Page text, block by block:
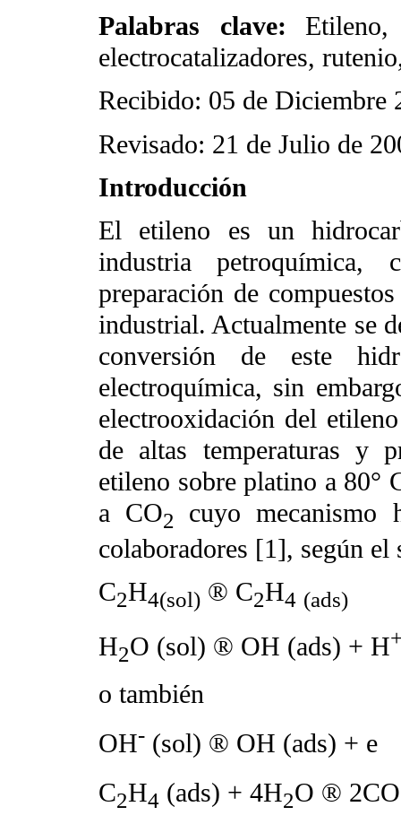
Palabras clave:
electrocatalizadores,
Recibido: 05 de Diciembre
Revisado: 21 de Julio de
Introducción
El etileno es un
industria
preparación de
industrial. Actualmente se
conversión de este
electroquímica, sin
electrooxidación del
de altas temperaturas y
etileno sobre platino a 80°
a CO2 cuyo
colaboradores [1], según el
C2H4(sol) ® C2H4 (ads)
H2O (sol) ® OH (ads) + H
o también
OH- (sol) ® OH
C2H4 (ads) + 4H2O ® 2CO